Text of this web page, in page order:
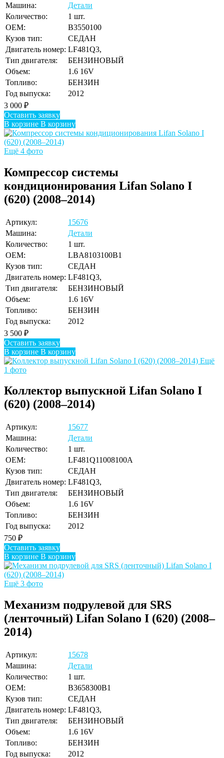
Машина:
Детали
Количество:
1 шт.
OEM:
B3550100
Кузов тип:
СЕДАН
Двигатель номер: LF481Q3,
Тип двигателя:
БЕНЗИНОВЫЙ
Объем:
1.6 16V
Топливо:
БЕНЗИН
Год выпуска:
2012
3 000 ₽
Оставить заявку
В корзине В корзину
Ещё 4 фото
Компрессор системы
кондиционирования Lifan Solano I
(620) (2008–2014)
Артикул:
15676
Машина:
Детали
Количество:
1 шт.
OEM:
LBA8103100B1
Кузов тип:
СЕДАН
Двигатель номер: LF481Q3,
Тип двигателя:
БЕНЗИНОВЫЙ
Объем:
1.6 16V
Топливо:
БЕНЗИН
Год выпуска:
2012
3 500 ₽
Оставить заявку
В корзине В корзину
Ещё
1 фото
Коллектор выпускной Lifan Solano I
(620) (2008–2014)
Артикул:
15677
Машина:
Детали
Количество:
1 шт.
OEM:
LF481Q11008100A
Кузов тип:
СЕДАН
Двигатель номер: LF481Q3,
Тип двигателя:
БЕНЗИНОВЫЙ
Объем:
1.6 16V
Топливо:
БЕНЗИН
Год выпуска:
2012
750 ₽
Оставить заявку
В корзине В корзину
Ещё 3 фото
Механизм подрулевой для SRS
(ленточный) Lifan Solano I (620) (2008–
2014)
Артикул:
15678
Машина:
Детали
Количество:
1 шт.
OEM:
B3658300B1
Кузов тип:
СЕДАН
Двигатель номер: LF481Q3,
Тип двигателя:
БЕНЗИНОВЫЙ
Объем:
1.6 16V
Топливо:
БЕНЗИН
Год выпуска:
2012